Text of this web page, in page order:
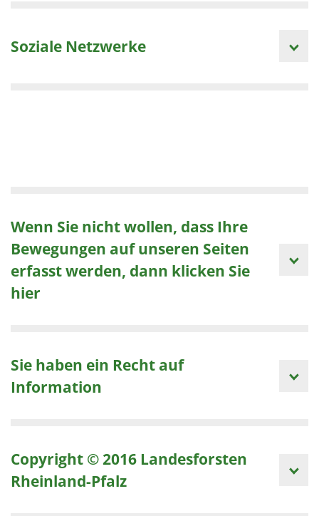
Soziale Netzwerke
Wenn Sie nicht wollen, dass Ihre
Bewegungen auf unseren Seiten
erfasst werden, dann klicken Sie
hier
Sie haben ein Recht auf
Information
Copyright © 2016 Landesforsten
Rheinland-Pfalz